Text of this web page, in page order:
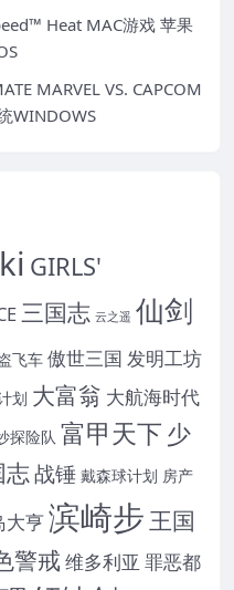
Heat MAC游戏 苹果
MARVEL VS. CAPCOM
WINDOWS
GIRLS'
三国志 云之遥 仙剑
飞车 傲世三国 发明工坊
划 大富翁 大航海时代
探险队 富甲天下 少
志战锤 戴森球计划 房产
大亨滨崎步王国
警戒 维多利亚 罪恶都